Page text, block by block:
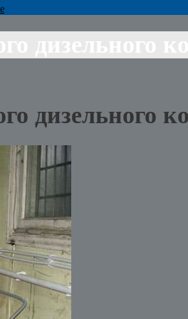
дизельного